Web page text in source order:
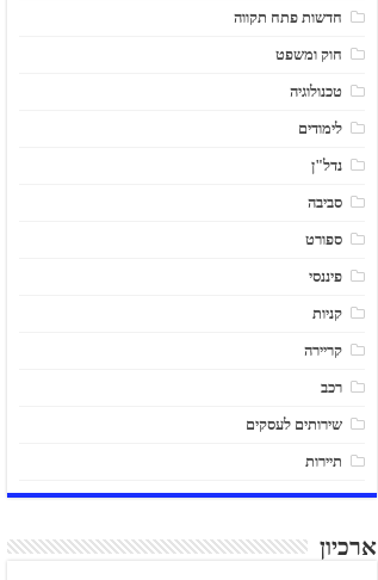
חדשות פתח תקווה
חוק ומשפט
טכנולוגיה
לימודים
נדל"ן
סביבה
ספורט
פיננסי
קניות
קריירה
רכב
שירותים לעסקים
תיירות
ארכיון